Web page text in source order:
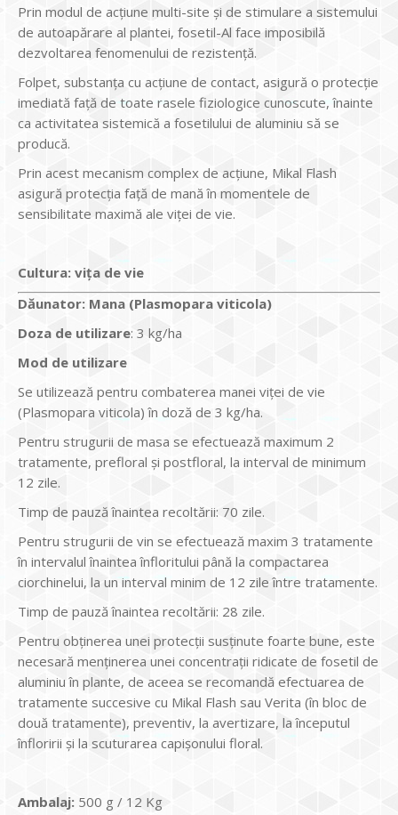
Prin modul de acţiune multi-site şi de stimulare a sistemului
de autoapărare al plantei, fosetil-Al face imposibilă
dezvoltarea fenomenului de rezistenţă.
Folpet, substanţa cu acţiune de contact, asigură o protecţie
imediată faţă de toate rasele fiziologice cunoscute, înainte
ca activitatea sistemică a fosetilului de aluminiu să se
producă.
Prin acest mecanism complex de acţiune, Mikal Flash
asigură protecţia faţă de mană în momentele de
sensibilitate maximă ale viţei de vie.
Cultura: viţa de vie
Dăunator: Mana (Plasmopara viticola)
Doza de utilizare: 3 kg/ha
Mod de utilizare
Se utilizează pentru combaterea manei viţei de vie
(Plasmopara viticola) în doză de 3 kg/ha.
Pentru strugurii de masa se efectuează maximum 2
tratamente, prefloral şi postfloral, la interval de minimum
12 zile.
Timp de pauză înaintea recoltării: 70 zile.
Pentru strugurii de vin se efectuează maxim 3 tratamente
în intervalul înaintea înfloritului până la compactarea
ciorchinelui, la un interval minim de 12 zile între tratamente.
Timp de pauză înaintea recoltării: 28 zile.
Pentru obţinerea unei protecţii susţinute foarte bune, este
necesară menţinerea unei concentraţii ridicate de fosetil de
aluminiu în plante, de aceea se recomandă efectuarea de
tratamente succesive cu Mikal Flash sau Verita (în bloc de
două tratamente), preventiv, la avertizare, la începutul
înfloririi şi la scuturarea capişonului floral.
Ambalaj: 500 g / 12 Kg